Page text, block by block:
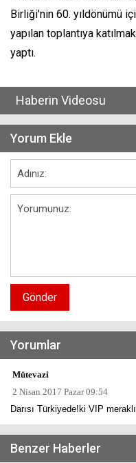
Birliği'nin 60. yıldönümü
yapılan toplantıya
yaptı.
Haberin Videosu
Yorum Ekle
Gönder
Yorumlar
Mütevazi
2 Nisan 2017 Pazar 09:54
Darısı Türkiyede!ki VIP
Benzer Haberler